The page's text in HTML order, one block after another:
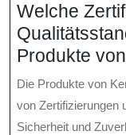
Welche
Produkte
Die Produkte von
von Zertifizierungen
Sicherheit und